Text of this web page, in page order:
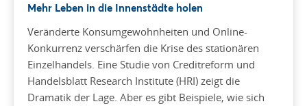
Mehr Leben in die Innenstädte holen
Veränderte Konsumgewohnheiten und Online-
Konkurrenz verschärfen die Krise des stationären
Einzelhandels. Eine Studie von Creditreform und
Handelsblatt Research Institute (HRI) zeigt die
Dramatik der Lage. Aber es gibt Beispiele, wie sich